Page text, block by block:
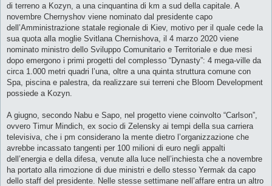
di terreno a Kozyn, a una cinquantina di km a sud della capitale. A
novembre Chernyshov viene nominato dal presidente capo
dell’Amministrazione statale regionale di Kiev, motivo per il quale cede la
sua quota alla moglie Svitlana Chernishova, il 4 marzo 2020 viene
nominato ministro dello Sviluppo Comunitario e Territoriale e due mesi
dopo emergono i primi progetti del complesso “Dynasty”: 4 mega-ville da
circa 1.000 metri quadri l’una, oltre a una quinta struttura comune con
Spa, piscina e palestra, da realizzare sui terreni che Bloom Development
possiede a Kozyn.
A giugno, secondo Nabu e Sapo, nel progetto viene coinvolto “Carlson”,
ovvero Timur Mindich, ex socio di Zelensky ai tempi della sua carriera
televisiva, che i pm considerano la mente dietro l’organizzazione che
avrebbe incassato tangenti per 100 milioni di euro negli appalti
dell’energia e della difesa, venute alla luce nell’inchiesta che a novembre
ha portato alla rimozione di due ministri e dello stesso Yermak da capo
dello staff del presidente. Nelle stesse settimane nell’affare entra un altro